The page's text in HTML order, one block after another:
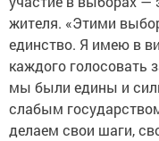
жителя. «Этими
единство. Я имею в
каждого голосовать
мы были едины и
слабым
делаем свои шаги,